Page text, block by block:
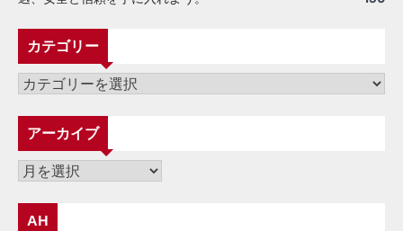
カテゴリー
カ
ゴ
リ
ー
アーカイブ
ア
カAH